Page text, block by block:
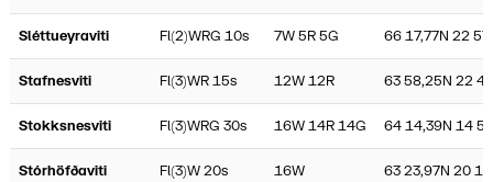
Sléttueyraviti Fl(2)WRG 10s 7W 5R 5G 66 17,77N 22
Stafnesviti Fl(3)WR 15s 12W 12R 63 58,25N 22
Stokksnesviti Fl(3)WRG 30s 16W 14R 14G 64 14,39N 14
Stórhöfðaviti Fl(3)W 20s 16W 63 23,97N 20